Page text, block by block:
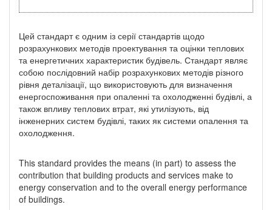
Цей стандарт є одним із серії стандартів щодо
розрахункових методів проектування та оцінки теплових
та енергетичних характеристик будівель. Стандарт являє
собою послідовний набір розрахункових методів різного
рівня деталізації, що використовують для визначення
енергоспоживання при опаленні та охолодженні будівлі, а
також впливу теплових втрат, які утилізують, від
інженерних систем будівлі, таких як системи опалення та
охолодження.
This standard provides the means (in part) to assess the
contribution that building products and services make to
energy conservation and to the overall energy performance
of buildings.